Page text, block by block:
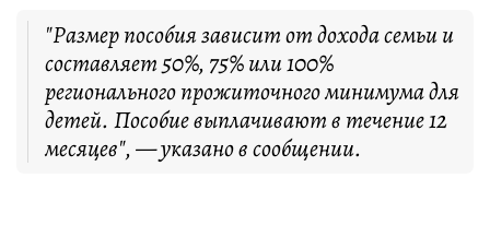
"Размер пособия зависит от дохода семьи и
составляет 50%, 75% или 100%
регионального прожиточного минимума для
детей. Пособие выплачивают в течение 12
месяцев", — указано в сообщении.